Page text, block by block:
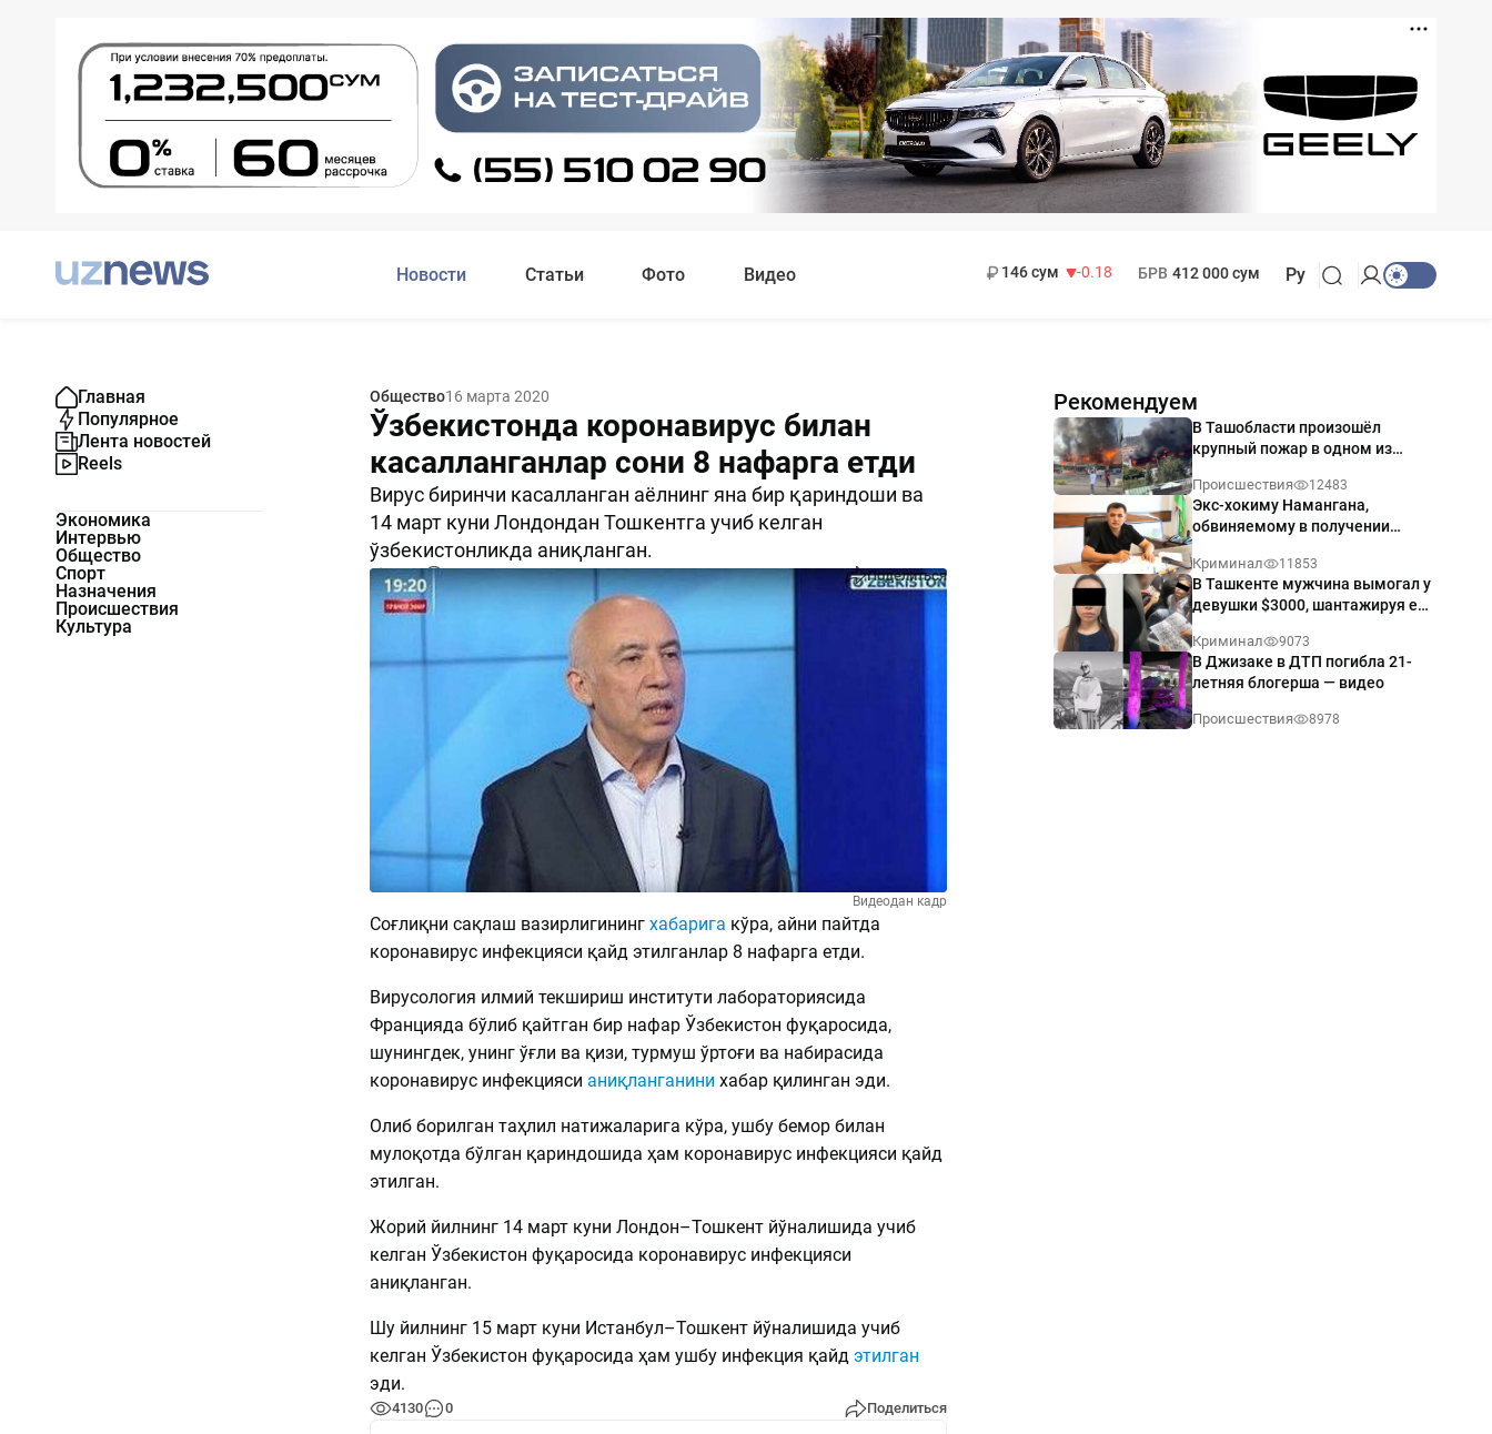
Новости Статьи Фото Видео
146 сум
-0.18
БРВ 412 000 сум Ру
Главная
Популярное
Лента новостей
Reels
Экономика
Интервью
Общество
Спорт
Назначения
Происшествия
Культура
Общество16 марта 2020
Ўзбекистонда коронавирус билан
касалланганлар сони 8 нафарга етди
Вирус биринчи касалланган аёлнинг яна бир қариндоши ва
14 март куни Лондондан Тошкентга учиб келган
ўзбекистонликда аниқланган.
4130 0 Поделиться
Видеодан кадр
Соғлиқни сақлаш вазирлигининг хабарига кўра, айни пайтда
коронавирус инфекцияси қайд этилганлар 8 нафарга етди.
Вирусология илмий текшириш институти лабораториясида
Францияда бўлиб қайтган бир нафар Ўзбекистон фуқаросида,
шунингдек, унинг ўғли ва қизи, турмуш ўртоғи ва набирасида
коронавирус инфекцияси аниқланганини хабар қилинган эди.
Олиб борилган таҳлил натижаларига кўра, ушбу бемор билан
мулоқотда бўлган қариндошида ҳам коронавирус инфекцияси қайд
этилган.
Жорий йилнинг 14 март куни Лондон–Тошкент йўналишида учиб
келган Ўзбекистон фуқаросида коронавирус инфекцияси
аниқланган.
Шу йилнинг 15 март куни Истанбул–Тошкент йўналишида учиб
келган Ўзбекистон фуқаросида ҳам ушбу инфекция қайд этилган
эди.
4130 0 Поделиться
Рекомендуем
В Ташобласти произошёл
крупный пожар в одном из
Происшествия 12483
Экс-хокиму Намангана,
обвиняемому в получении
приговор
Криминал 11853
В Ташкенте мужчина вымогал у
девушки $3000, шантажируя её
Криминал 9073
В Джизаке в ДТП погибла 21-
летняя блогерша — видео
Происшествия 8978